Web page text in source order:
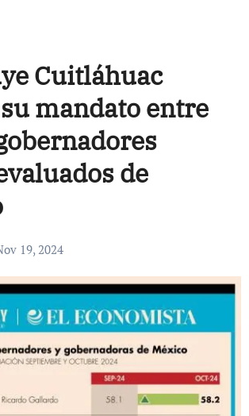
Cuitláhuac
mandato entre
de
19, 2024